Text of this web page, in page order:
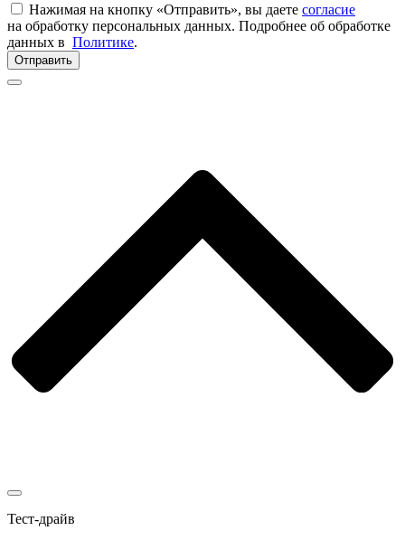
Нажимая на кнопку «Отправить», вы даете согласие
на обработку персональных данных. Подробнее об обработке
данных в Политике.
Отправить
Тест-драйв